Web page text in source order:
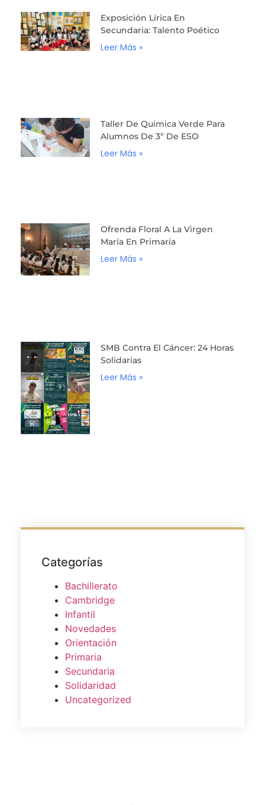
Exposición Lírica En
Secundaria: Talento Poético
Leer Más »
Taller De Química Verde Para
Alumnos De 3º De ESO
Leer Más »
Ofrenda Floral A La Virgen
María En Primaria
Leer Más »
SMB Contra El Cáncer: 24 Horas
Solidarias
Leer Más »
Categorías
Bachillerato
Cambridge
Infantil
Novedades
Orientación
Primaria
Secundaria
Solidaridad
Uncategorized